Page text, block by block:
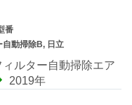
番
自動掃除B, 日立
ィルター自動掃除エア
2019年